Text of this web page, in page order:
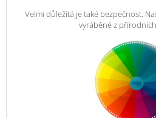
Velmi důležitá je také bezpečnost.
vyráběné z